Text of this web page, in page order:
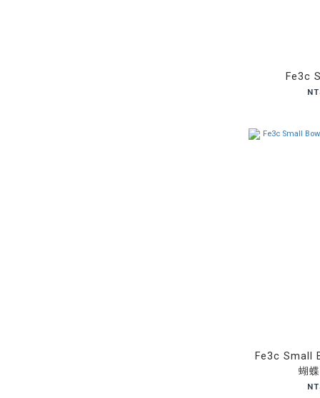
Fe3c
Fe3c Small
蝴